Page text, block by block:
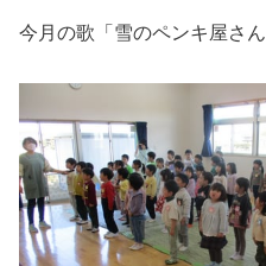
今月の歌「雪のペンキ屋さ